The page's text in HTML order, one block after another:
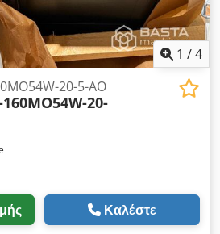
1 /4
20-5-AO
160MO54W-20-
Καλέστε